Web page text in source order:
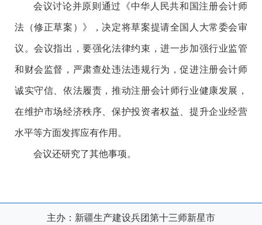
会议讨论并原则通过《中华人民共和国注册会计师
法（修正草案）》，决定将草案提请全国人大常委会审
议。会议指出，要强化法律约束，进一步加强行业监管
和财会监督，严肃查处违法违规行为，促进注册会计师
诚实守信、依法履责，推动注册会计师行业健康发展，
在维护市场经济秩序、保护投资者权益、提升企业经营
水平等方面发挥应有作用。
会议还研究了其他事项。
主办：新疆生产建设兵团第十三师新星市